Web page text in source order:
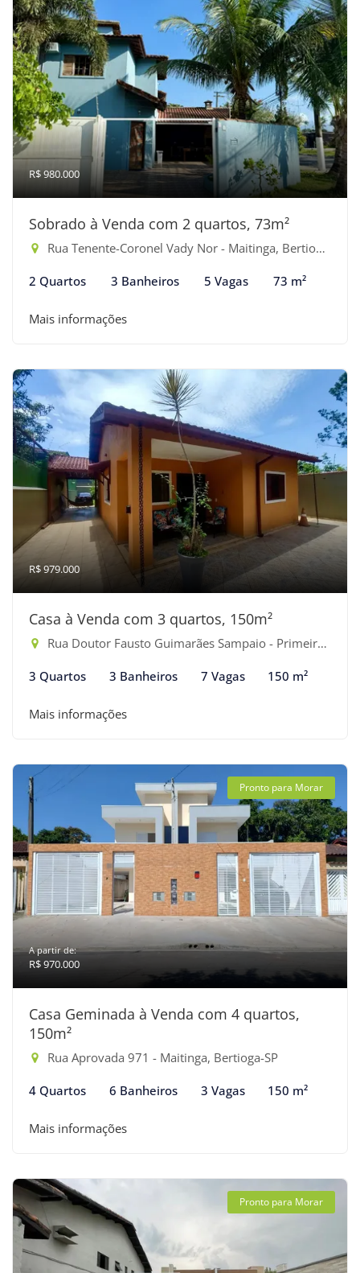
R$ 980.000
Sobrado à Venda com 2 quartos, 73m²
Rua Tenente-Coronel Vady Nor - Maitinga, Bertioga-SP
2 Quartos 3 Banheiros 5 Vagas 73 m²
Mais informações
R$ 979.000
Casa à Venda com 3 quartos, 150m²
Rua Doutor Fausto Guimarães Sampaio - Primeiro Gleba, Bertioga-SP
3 Quartos 3 Banheiros 7 Vagas 150 m²
Mais informações
Pronto para Morar
A partir de:
R$ 970.000
Casa Geminada à Venda com 4 quartos,
150m²
Rua Aprovada 971 - Maitinga, Bertioga-SP
4 Quartos 6 Banheiros 3 Vagas 150 m²
Mais informações
Pronto para Morar